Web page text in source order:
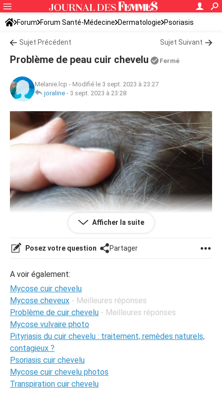
Forum Forum Santé-Médecine Dermatologie Psoriasis
Sujet Précédent Sujet Suivant
Problème de peau cuir chevelu Fermé
Melanie.lcp - Modifié le 3 sept. 2023 à 23:27
joraline - 3 sept. 2023 à 23:28
Bonjour,
Afficher la suite
Posez votre question Partager
A voir également:
Mycose cuir chevelu
Mycose cheveux - Meilleures réponses
Problème de cuir chevelu - Meilleures réponses
Mycose vulvaire photo
Pityriasis du cuir chevelu : traitement, remèdes naturels,
contagieux ?
Psoriasis cuir chevelu
Mycose cuir chevelu photos
Transpiration cuir chevelu